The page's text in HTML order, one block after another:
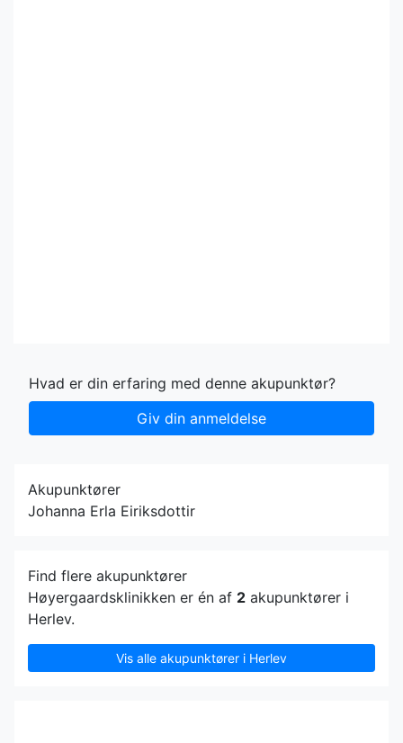
Hvad er din erfaring med denne akupunktør?
Giv din anmeldelse
Akupunktører
Johanna Erla Eiriksdottir
Find flere akupunktører
Høyergaardsklinikken er én af 2 akupunktører i
Herlev.
Vis alle akupunktører i Herlev